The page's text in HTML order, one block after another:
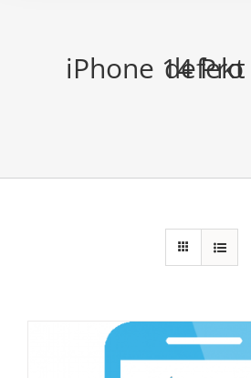
iPhone 14 Pro Display defekt